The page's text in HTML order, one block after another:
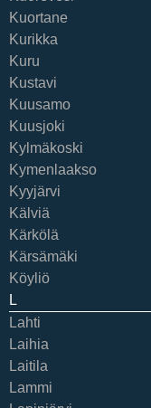
Kuortane
Kurikka
Kuru
Kustavi
Kuusamo
Kuusjoki
Kylmäkoski
Kymenlaakso
Kyyjärvi
Kälviä
Kärkölä
Kärsämäki
Köyliö
L
Lahti
Laihia
Laitila
Lammi